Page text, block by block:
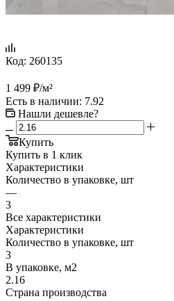
Код: 260135
1 499 ₽/м²
Есть в наличии: 7.92
Нашли дешевле?
Купить
Купить в 1 клик
Характеристики
Количество в упаковке, шт
—
3
Все характеристики
Характеристики
Количество в упаковке, шт
3
В упаковке, м2
2.16
Страна производства